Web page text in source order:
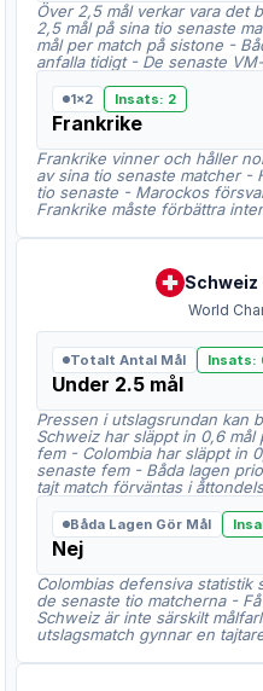
Över 2,5 mål verkar vara det
2,5 mål på sina tio senaste
mål per match på sistone -
anfalla tidigt - De senaste
1x2 Insats: 2
Frankrike
Frankrike vinner och håller
av sina tio senaste matcher -
tio senaste - Marockos
Frankrike måste förbättra
Schweiz
World
Totalt Antal Mål Insats:
Under 2.5 mål
Pressen i utslagsrundan kan
Schweiz har släppt in 0,6
fem - Colombia har släppt in
senaste fem - Båda lagen
tajt match förväntas i
Båda Lagen Gör Mål
Nej
Colombias defensiva statistik
de senaste tio matcherna -
Schweiz är inte särskilt
utslagsmatch gynnar en